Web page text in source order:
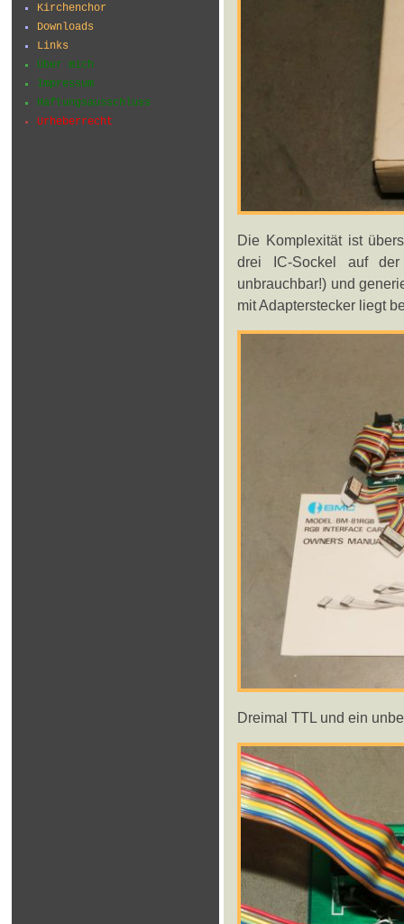
Kirchenchor
Downloads
Links
Über mich
Impressum
Haftungsausschluss
Urheberrecht
Die Komplexität ist
drei IC-Sockel auf
unbrauchbar!) und
mit Adapterstecker liegt
Dreimal TTL und ein